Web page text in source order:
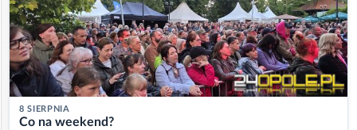
8 SIERPNIA
Co na weekend?